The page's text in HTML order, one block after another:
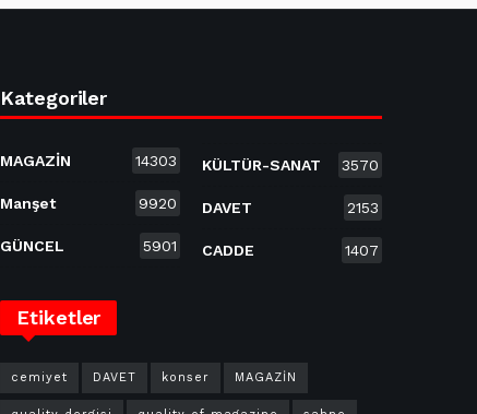
Kategoriler
MAGAZİN 14303
Manşet 9920
GÜNCEL 5901
KÜLTÜR-SANAT 3570
DAVET 2153
CADDE 1407
Etiketler
cemiyet DAVET konser MAGAZİN